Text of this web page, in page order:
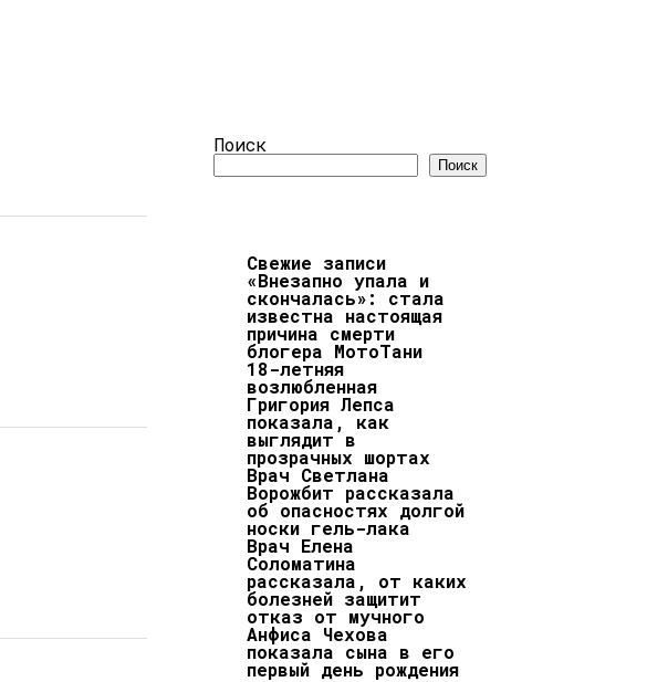
Поиск
Поиск
Свежие записи
«Внезапно упала и
скончалась»: стала
известна настоящая
причина смерти
блогера МотоТани
18-летняя
возлюбленная
Григория Лепса
показала, как
выглядит в
прозрачных шортах
Врач Светлана
Ворожбит рассказала
об опасностях долгой
носки гель-лака
Врач Елена
Соломатина
рассказала, от каких
болезней защитит
отказ от мучного
Анфиса Чехова
показала сына в его
первый день рождения